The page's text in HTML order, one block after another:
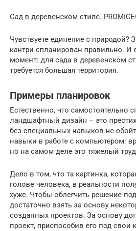
Сад в деревенском стиле.
Чувствуете единение с природой?
кантри спланирован правильно.
момент: для сада в деревенском
требуется большая территория.
Примеры планировок
Естественно, что самостоятельно
ландшафтный дизайн – это
без специальных навыков не
навыки в работе с компьютером:
но на самом деле это тяжелый
Дело в том, что та картинка,
голове человека, в реальности
хуже. Чтобы облегчить решение
достаточно взять за основу
созданных проектов. За основу
проект, приспособив его под свои